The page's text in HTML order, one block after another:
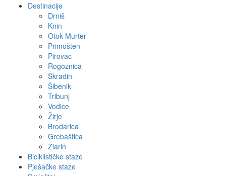
Destinacije
Drniš
Knin
Otok Murter
Primošten
Pirovac
Rogoznica
Skradin
Šibenik
Tribunj
Vodice
Žirje
Brodarica
Grebaštica
Zlarin
Biciklističke staze
Pješačke staze